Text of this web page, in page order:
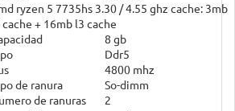
ryzen 5 7735hs 3.30 / 4.55 ghz cache: 3mb
cache + 16mb l3 cache
8 gb
Ddr5
4800 mhz
de ranura
So-dimm
de ranuras
2